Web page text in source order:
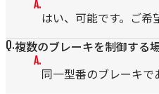
はい、可能です。ご希
複数のブレーキを制御する
同一型番のブレーキで